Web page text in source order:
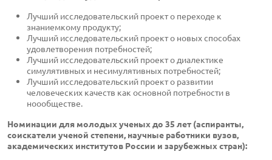
Лучший исследовательский проект о переходе к
знаниемкому продукту;
Лучший исследовательский проект о новых способах
удовлетворения потребностей;
Лучший исследовательский проект о диалектике
симулятивных и несимулятивных потребностей;
Лучший исследовательский проект о развитии
человеческих качеств как основной потребности в
ноообществе.
Номинации для молодых ученых до 35 лет (аспиранты,
соискатели ученой степени, научные работники вузов,
академических институтов России и зарубежных стран):